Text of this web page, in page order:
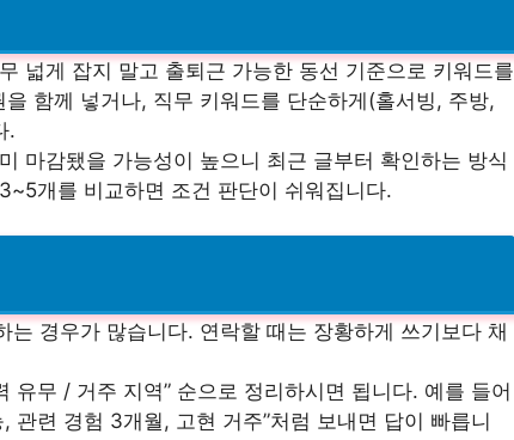
넓게 잡지 말고 출퇴근 가능한 동선 기준으로 키워드를
을 함께 넣거나, 직무 키워드를 단순하게(홀서빙, 주방,
.
마감됐을 가능성이 높으니 최근 글부터 확인하는 방식
개를 비교하면 조건 판단이 쉬워집니다.
경우가 많습니다. 연락할 때는 장황하게 쓰기보다 채
유무 / 거주 지역” 순으로 정리하시면 됩니다. 예를 들어
관련 경험 3개월, 고현 거주”처럼 보내면 답이 빠릅니